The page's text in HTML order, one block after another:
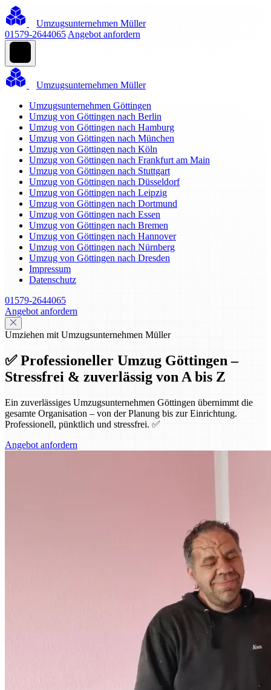
Umzugsunternehmen Müller
01579-2644065 Angebot anfordern
Umzugsunternehmen Müller
Umzugsunternehmen Göttingen
Umzug von Göttingen nach Berlin
Umzug von Göttingen nach Hamburg
Umzug von Göttingen nach München
Umzug von Göttingen nach Köln
Umzug von Göttingen nach Frankfurt am Main
Umzug von Göttingen nach Stuttgart
Umzug von Göttingen nach Düsseldorf
Umzug von Göttingen nach Leipzig
Umzug von Göttingen nach Dortmund
Umzug von Göttingen nach Essen
Umzug von Göttingen nach Bremen
Umzug von Göttingen nach Hannover
Umzug von Göttingen nach Nürnberg
Umzug von Göttingen nach Dresden
Impressum
Datenschutz
01579-2644065
Angebot anfordern
Umziehen mit Umzugsunternehmen Müller
✅ Professioneller Umzug Göttingen –
Stressfrei & zuverlässig von A bis Z
Ein zuverlässiges Umzugsunternehmen Göttingen übernimmt die
gesamte Organisation – von der Planung bis zur Einrichtung.
Professionell, pünktlich und stressfrei. ✅
Angebot anfordern